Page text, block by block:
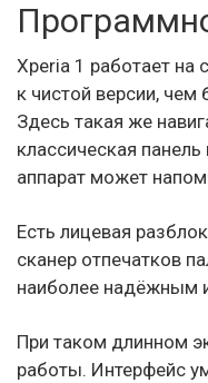
Xperia 1 работает на
к чистой версии,
Здесь такая же
классическая панель
аппарат может
Есть лицевая
сканер отпечатков
наиболее надёжным
При таком длинном
работы. Интерфейс